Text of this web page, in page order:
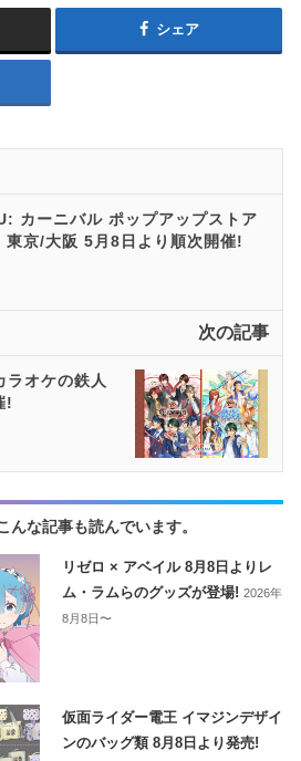
シェア
カーニバル ポップアップストア
東京/大阪 5月8日より順次開催!
次の記事
ラオケの鉄人
!
んな記事も読んでいます。
リゼロ × アベイル 8月8日よりレ
ム・ラムらのグッズが登場!2026年
8月8日〜
仮面ライダー電王 イマジンデザイ
ンのバッグ類 8月8日より発売!